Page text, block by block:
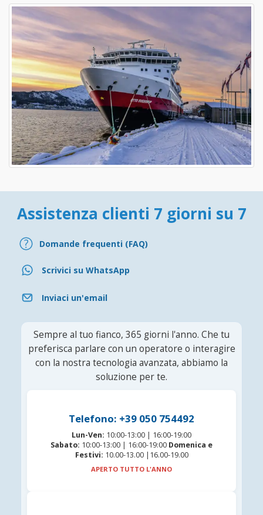
Assistenza clienti 7 giorni su 7
Domande frequenti (FAQ)
Scrivici su WhatsApp
Inviaci un'email
Sempre al tuo fianco, 365 giorni l'anno. Che tu
preferisca parlare con un operatore o interagire
con la nostra tecnologia avanzata, abbiamo la
soluzione per te.
Telefono: +39 050 754492
Lun-Ven: 10:00-13:00 | 16:00-19:00
Sabato: 10:00-13:00 | 16:00-19:00 Domenica e
Festivi: 10.00-13.00 |16.00-19.00
APERTO TUTTO L'ANNO